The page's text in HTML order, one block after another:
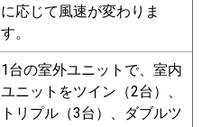
に応じて風速が変わりま
す。
1台の室外ユニットで、室内
ユニットをツイン（2台）、
トリプル（3台）、ダブルツ